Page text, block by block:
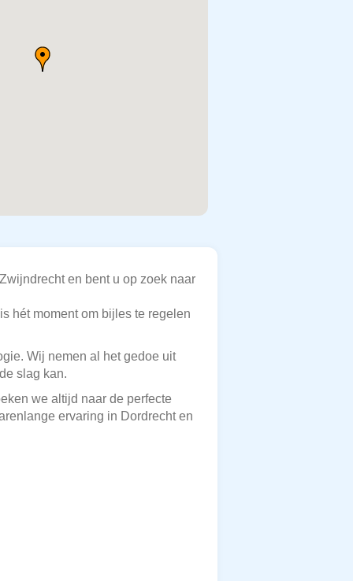
en bent u op zoek naar
hét moment om bijles te regelen
Wij nemen al het gedoe uit
slag kan.
we altijd naar de perfecte
ervaring in Dordrecht en